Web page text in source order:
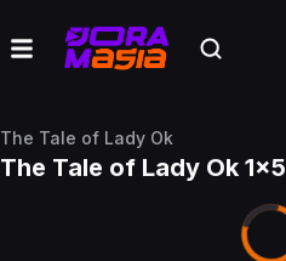
The Tale of Lady Ok
The Tale of Lady Ok 1x5